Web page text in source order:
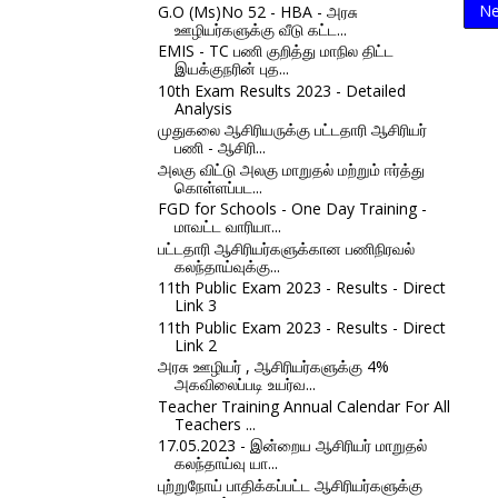
G.O (Ms)No 52 - HBA - அரசு
ஊழியர்களுக்கு வீடு கட்ட...
EMIS - TC பணி குறித்து மாநில திட்ட
இயக்குநரின் புத...
10th Exam Results 2023 - Detailed
Analysis
முதுகலை ஆசிரியருக்கு பட்டதாரி ஆசிரியர்
பணி - ஆசிரி...
அலகு விட்டு அலகு மாறுதல் மற்றும் ஈர்த்து
கொள்ளப்பட...
FGD for Schools - One Day Training -
மாவட்ட வாரியா...
பட்டதாரி ஆசிரியர்களுக்கான பணிநிரவல்
கலந்தாய்வுக்கு...
11th Public Exam 2023 - Results - Direct
Link 3
11th Public Exam 2023 - Results - Direct
Link 2
அரசு ஊழியர் , ஆசிரியர்களுக்கு 4%
அகவிலைப்படி உயர்வ...
Teacher Training Annual Calendar For All
Teachers ...
17.05.2023 - இன்றைய ஆசிரியர் மாறுதல்
கலந்தாய்வு யா...
புற்றுநோய் பாதிக்கப்பட்ட ஆசிரியர்களுக்கு